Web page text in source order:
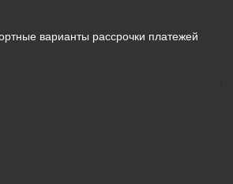
варианты рассрочки платежей